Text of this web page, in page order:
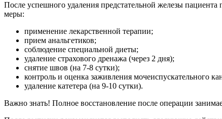
После успешного удаления предстательной железы
меры:
применение лекарственной терапии;
прием анальгетиков;
соблюдение специальной диеты;
удаление страхового дренажа (через 2 дня);
снятие швов (на 7-8 сутки);
контроль и оценка заживления мочеиспускательного
удаление катетера (на 9-10 сутки).
Важно знать! Полное восстановление после операции